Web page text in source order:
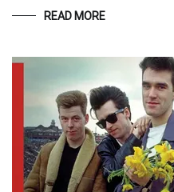
READ MORE